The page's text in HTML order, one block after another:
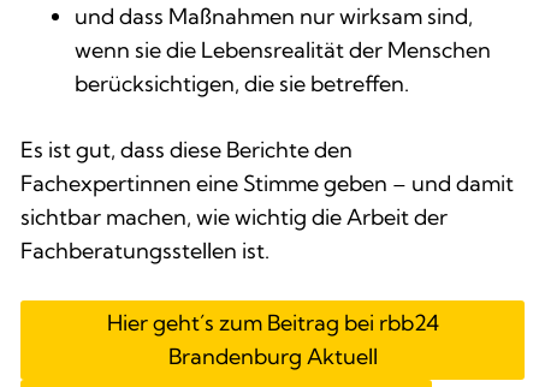
und dass Maßnahmen nur wirksam sind,
wenn sie die Lebensrealität der Menschen
berücksichtigen, die sie betreffen.
Es ist gut, dass diese Berichte den
Fachexpertinnen eine Stimme geben – und damit
sichtbar machen, wie wichtig die Arbeit der
Fachberatungsstellen ist.
Hier geht´s zum Beitrag bei rbb24
Brandenburg Aktuell